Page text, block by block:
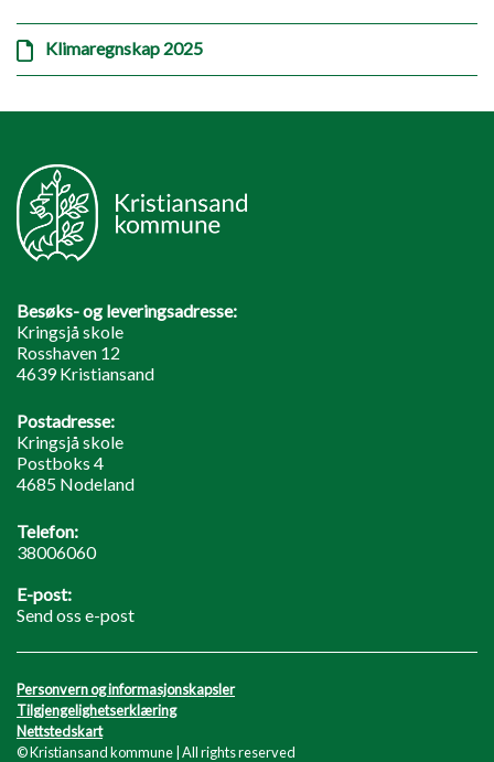
Klimaregnskap 2025
Besøks- og leveringsadresse:
Kringsjå skole
Rosshaven 12
4639 Kristiansand
Postadresse:
Kringsjå skole
Postboks 4
4685 Nodeland
Telefon:
38006060
E-post:
Send oss e-post
Personvern og informasjonskapsler
Tilgjengelighetserklæring
Nettstedskart
© Kristiansand kommune | All rights reserved